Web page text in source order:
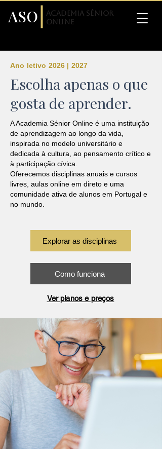
ASO
Academia Sénior
Online
Ano letivo 2026 | 2027
Escolha apenas o que
gosta de aprender.
A Academia Sénior Online é uma instituição
de aprendizagem ao longo da vida,
inspirada no modelo universitário e
dedicada à cultura, ao pensamento crítico e
à participação cívica.
Oferecemos disciplinas anuais e cursos
livres, aulas online em direto e uma
comunidade ativa de alunos em Portugal e
no mundo.
Explorar as disciplinas
Como funciona
Ver planos e preços